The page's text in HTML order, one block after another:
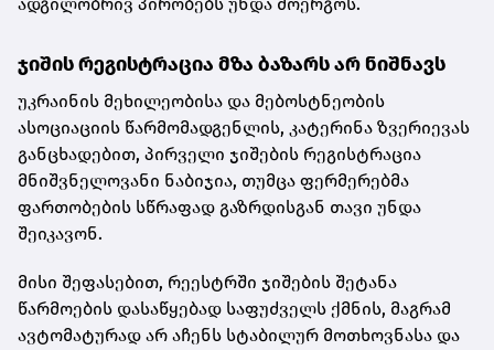
ჯიშის რეგისტრაცია მზა ბაზარს არ ნიშნავს
უკრაინის მეხილეობისა და მებოსტნეობის
ასოციაციის წარმომადგენლის, კატერინა ზვერიევას
განცხადებით, პირველი ჯიშების რეგისტრაცია
მნიშვნელოვანი ნაბიჯია, თუმცა ფერმერებმა
ფართობების სწრაფად გაზრდისგან თავი უნდა
შეიკავონ.
მისი შეფასებით, რეესტრში ჯიშების შეტანა
წარმოების დასაწყებად საფუძველს ქმნის, მაგრამ
ავტომატურად არ აჩენს სტაბილურ მოთხოვნასა და